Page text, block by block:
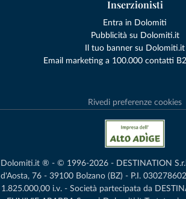
Inserzionisti
Entra in Dolomiti
Pubblicità su Dolomiti.it
Il tuo banner su Dolomiti.it
Email marketing a 100.000 contatti
Rivedi preferenze cookies
Dolomiti.it ® - © 1996-2026 - DESTINATION
d'Aosta, 76 - 39100 Bolzano (BZ) - P.I.
1.825.000,00 i.v. - Società partecipata da